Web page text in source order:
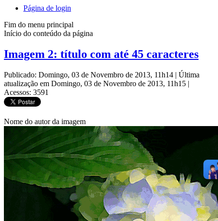
Página de login
Fim do menu principal
Início do conteúdo da página
Imagem 2: título com até 45 caracteres
Publicado: Domingo, 03 de Novembro de 2013, 11h14 | Última
atualização em Domingo, 03 de Novembro de 2013, 11h15 |
Acessos: 3591
Nome do autor da imagem